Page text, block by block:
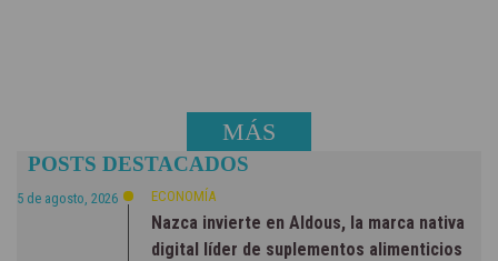
MÁS
NOTICIAS
POSTS DESTACADOS
5 de agosto, 2026 ECONOMÍA
Nazca invierte en Aldous, la marca nativa
digital líder de suplementos alimenticios